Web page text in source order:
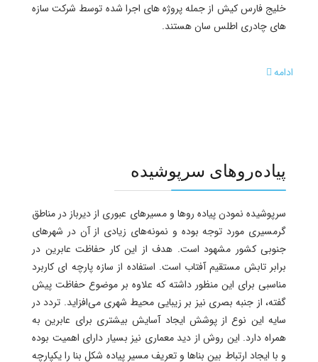
خلیج فارس کیش از جمله پروژه های اجرا شده توسط شرکت سازه
های چادری اطلس سان هستند.
ادامه
پیاده‌روهای سرپوشیده
سرپوشیده نمودن پیاده روها و مسیر‌های عبوری از دیرباز در مناطق
گرمسیری مورد توجه بوده و نمونه‌های زیادی از آن در شهرهای
جنوبی کشور مشهود است. هدف از این کار حفاظت عابرین در
برابر تابش مستقیم آفتاب است. استفاده از سازه پارچه ای کاربرد
مناسبی برای این منظور داشته که علاوه بر موضوع حفاظت پیش
گفته، از جنبه بصری نیز بر زیبایی محیط شهری می‌افزاید. تردد در
سایه این نوع از پوشش ایجاد آسایش بیشتری برای عابرین به
همراه دارد. این روش از دید معماری نیز بسیار دارای اهمیت بوده
و با ایجاد ارتباط بین بناها و تعریف مسیر پیاده شکل بنا را یکپارچه